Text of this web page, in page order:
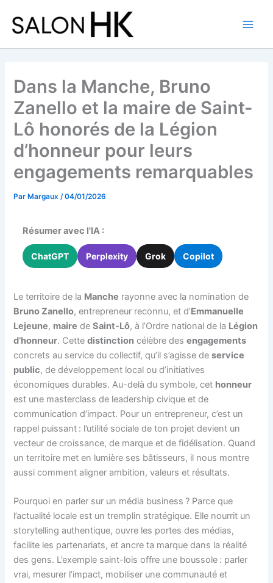
contenu
Dans la Manche, Bruno
Zanello et la maire de Saint-
Lô honorés de la Légion
d’honneur pour leurs
engagements remarquables
ParMargaux /04/01/2026
Résumer avec l'IA :
ChatGPT Perplexity Grok Copilot
Le territoire de la Manche rayonne avec la nomination de
Bruno Zanello, entrepreneur reconnu, et d’Emmanuelle
Lejeune, maire deSaint-Lô, à l’Ordre national de la Légion
d’honneur. Cettedistinction célèbre desengagements
concrets au service du collectif, qu’il s’agisse deservice
public, de développement local ou d’initiatives
économiques durables. Au-delà du symbole, cet honneur
est une masterclass de leadership civique et de
communication d’impact. Pour un entrepreneur, c’est un
rappel puissant : l’utilité sociale de ton projet devient un
vecteur de croissance, de marque et de fidélisation. Quand
un territoire met en lumière ses bâtisseurs, il nous montre
aussi comment aligner ambition, valeurs et résultats.
Pourquoi en parler sur un média business ? Parce que
l’actualité locale est un tremplin stratégique. Elle nourrit un
storytelling authentique, ouvre les portes des médias,
facilite les partenariats, et ancre ta marque dans la réalité
des gens. L’exemple saint-lois offre une boussole : parler
vrai, mesurer l’impact, mobiliser une communauté et